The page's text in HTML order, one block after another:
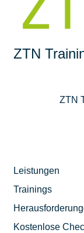
ZTN
ZTN
Leistungen
Trainings
Kostenlose